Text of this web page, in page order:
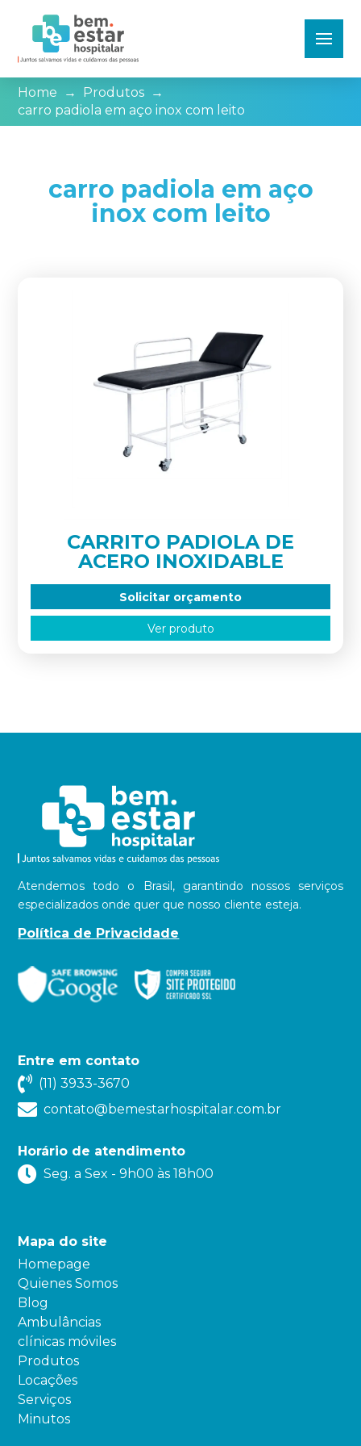
Home → Produtos →
carro padiola em aço inox com leito
carro padiola em aço
inox com leito
CARRITO PADIOLA DE
ACERO INOXIDABLE
Solicitar orçamento
Ver produto
Atendemos todo o Brasil, garantindo nossos serviços
especializados onde quer que nosso cliente esteja.
Política de Privacidade
Entre em contato
(11) 3933-3670
contato@bemestarhospitalar.com.br
Horário de atendimento
Seg. a Sex - 9h00 às 18h00
Mapa do site
Homepage
Quienes Somos
Blog
Ambulâncias
clínicas móviles
Produtos
Locações
Serviços
Minutos